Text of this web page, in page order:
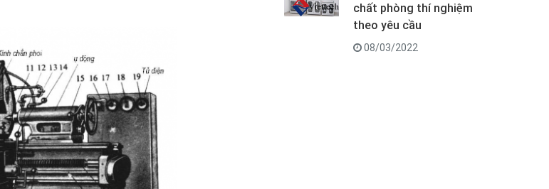
chất phòng thí nghiệm
theo yêu cầu
08/03/2022